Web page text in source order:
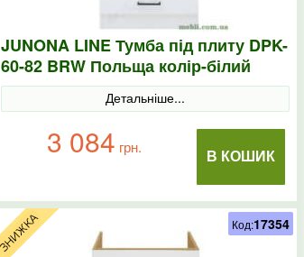
JUNONA LINE Тумба під плиту DPK-
60-82 BRW Польща колір-білий
Детальніше...
В КОШИК
3 084 грн.
Код:17354